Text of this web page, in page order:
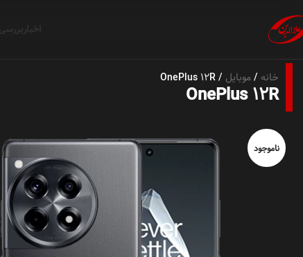
اخبار
خانه موبایل OnePlus 12R
OnePlus 12R
ناموجود